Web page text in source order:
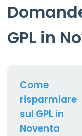
GPL in
Come
risparmiare
sul GPL in
Noventa